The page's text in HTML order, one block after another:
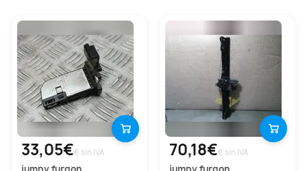
33,05€€ sin IVA 70,18€€ sin IVA